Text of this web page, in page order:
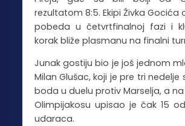
rezultatom 8:5. Ekipi Živka Gocića
pobeda u četvrtfinalnoj fazi i
korak bliže plasmanu na finalni
Junak gostiju bio je još jednom
Milan Glušac, koji je pre tri
boda u duelu protiv Marselja, a
Olimpijakosu upisao je čak 15
udaraca.